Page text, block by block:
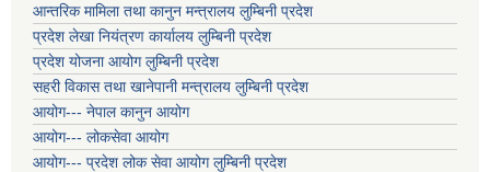
आन्तरिक मामिला तथा कानुन मन्त्रालय लुम्बिनी प्रदेश
प्रदेश लेखा नियंत्रण कार्यालय लुम्बिनी प्रदेश
प्रदेश योजना आयोग लुम्बिनी प्रदेश
सहरी विकास तथा खानेपानी मन्त्रालय लुम्बिनी प्रदेश
आयोग--- नेपाल कानुन आयोग
आयोग--- लोकसेवा आयोग
आयोग--- प्रदेश लोक सेवा आयोग लुम्बिनी प्रदेश